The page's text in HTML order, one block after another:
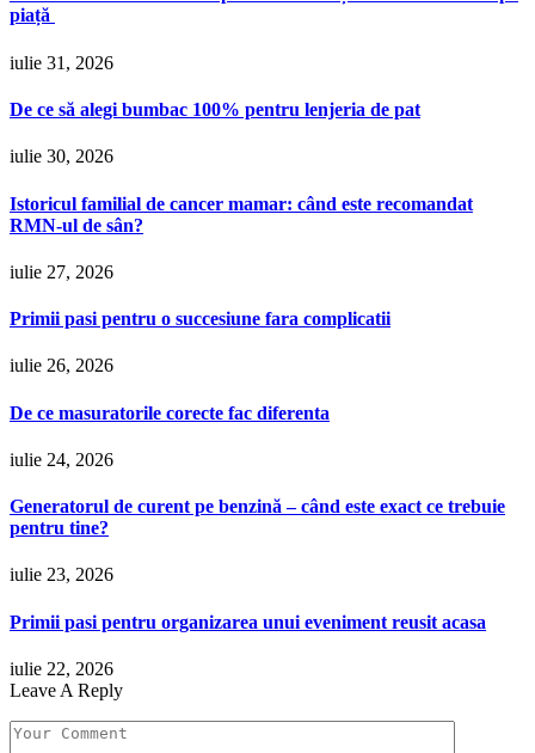
piață
iulie 31, 2026
De ce să alegi bumbac 100% pentru lenjeria de pat
iulie 30, 2026
Istoricul familial de cancer mamar: când este recomandat
RMN-ul de sân?
iulie 27, 2026
Primii pasi pentru o succesiune fara complicatii
iulie 26, 2026
De ce masuratorile corecte fac diferenta
iulie 24, 2026
Generatorul de curent pe benzină – când este exact ce trebuie
pentru tine?
iulie 23, 2026
Primii pasi pentru organizarea unui eveniment reusit acasa
iulie 22, 2026
Leave A Reply